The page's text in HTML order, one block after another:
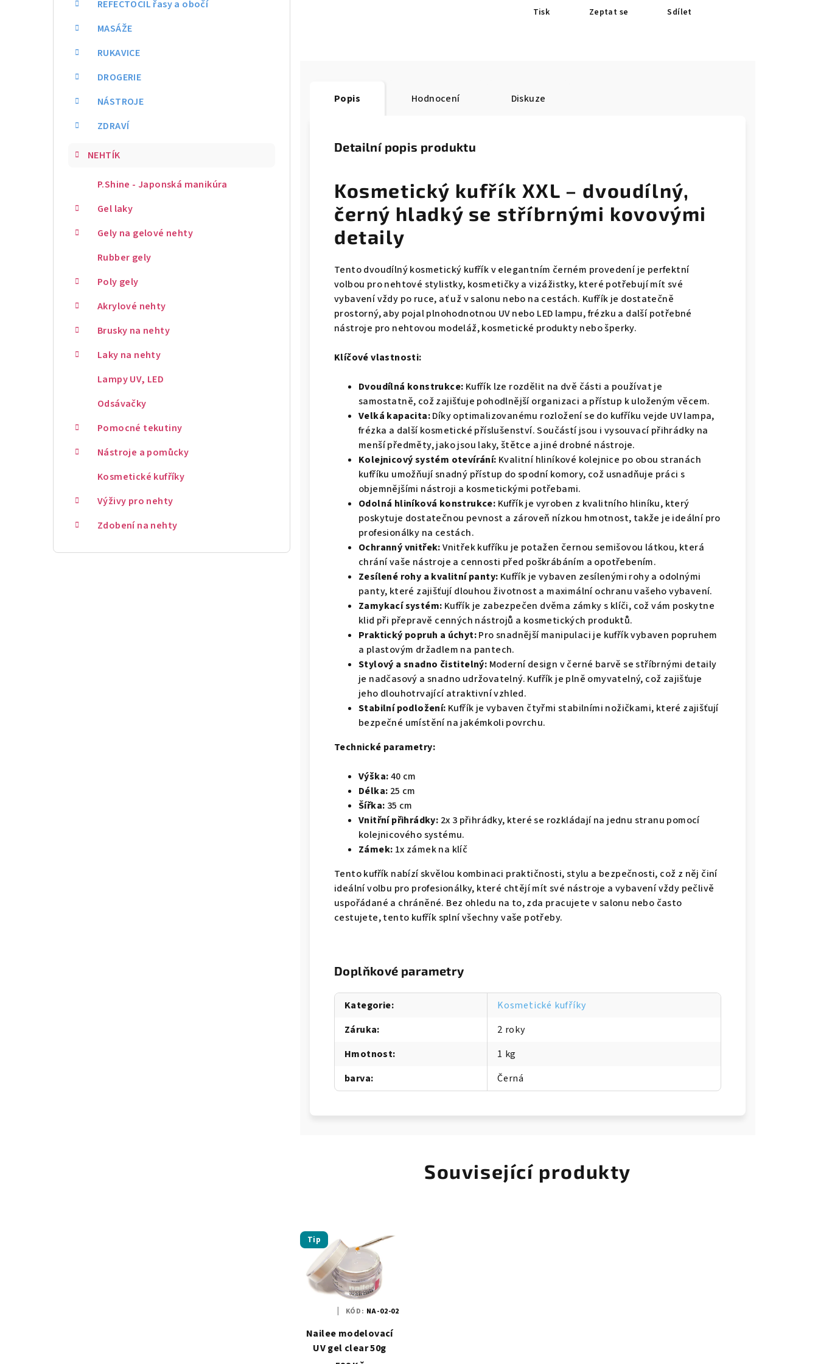
REFECTOCIL řasy a obočí
MASÁŽE
RUKAVICE
DROGERIE
NÁSTROJE
ZDRAVÍ
NEHTÍK
P.Shine - Japonská manikúra
Gel laky
Gely na gelové nehty
Rubber gely
Poly gely
Akrylové nehty
Brusky na nehty
Laky na nehty
Lampy UV, LED
Odsávačky
Pomocné tekutiny
Nástroje a pomůcky
Kosmetické kufříky
Výživy pro nehty
Zdobení na nehty
Tisk Zeptat se Sdílet
Popis Hodnocení Diskuze
Detailní popis produktu
Kosmetický kufřík XXL – dvoudílný,
černý hladký se stříbrnými kovovými
detaily
Tento dvoudílný kosmetický kufřík v elegantním černém provedení je perfektní
volbou pro nehtové stylistky, kosmetičky a vizážistky, které potřebují mít své
vybavení vždy po ruce, ať už v salonu nebo na cestách. Kufřík je dostatečně
prostorný, aby pojal plnohodnotnou UV nebo LED lampu, frézku a další potřebné
nástroje pro nehtovou modeláž, kosmetické produkty nebo šperky.
Klíčové vlastnosti:
Dvoudílná konstrukce: Kufřík lze rozdělit na dvě části a používat je
samostatně, což zajišťuje pohodlnější organizaci a přístup k uloženým věcem.
Velká kapacita:Díky optimalizovanému rozložení se do kufříku vejde UV lampa,
frézka a další kosmetické příslušenství. Součástí jsou i vysouvací přihrádky na
menší předměty, jako jsou laky, štětce a jiné drobné nástroje.
Kolejnicový systém otevírání: Kvalitní hliníkové kolejnice po obou stranách
kufříku umožňují snadný přístup do spodní komory, což usnadňuje práci s
objemnějšími nástroji a kosmetickými potřebami.
Odolná hliníková konstrukce: Kufřík je vyroben z kvalitního hliníku, který
poskytuje dostatečnou pevnost a zároveň nízkou hmotnost, takže je ideální pro
profesionálky na cestách.
Ochranný vnitřek:Vnitřek kufříku je potažen černou semišovou látkou, která
chrání vaše nástroje a cennosti před poškrábáním a opotřebením.
Zesílené rohy a kvalitní panty: Kufřík je vybaven zesílenými rohy a odolnými
panty, které zajišťují dlouhou životnost a maximální ochranu vašeho vybavení.
Zamykací systém: Kufřík je zabezpečen dvěma zámky s klíči, což vám poskytne
klid při přepravě cenných nástrojů a kosmetických produktů.
Praktický popruh a úchyt:Pro snadnější manipulaci je kufřík vybaven popruhem
a plastovým držadlem na pantech.
Stylový a snadno čistitelný: Moderní design v černé barvě se stříbrnými detaily
je nadčasový a snadno udržovatelný. Kufřík je plně omyvatelný, což zajišťuje
jeho dlouhotrvající atraktivní vzhled.
Stabilní podložení: Kufřík je vybaven čtyřmi stabilními nožičkami, které zajišťují
bezpečné umístění na jakémkoli povrchu.
Technické parametry:
Výška:40 cm
Délka: 25 cm
Šířka: 35 cm
Vnitřní přihrádky: 2x 3 přihrádky, které se rozkládají na jednu stranu pomocí
kolejnicového systému.
Zámek: 1x zámek na klíč
Tento kufřík nabízí skvělou kombinaci praktičnosti, stylu a bezpečnosti, což z něj činí
ideální volbu pro profesionálky, které chtějí mít své nástroje a vybavení vždy pečlivě
uspořádané a chráněné. Bez ohledu na to, zda pracujete v salonu nebo často
cestujete, tento kufřík splní všechny vaše potřeby.
Doplňkové parametry
Kategorie:
Kosmetické kufříky
Záruka:
2 roky
Hmotnost:
1 kg
barva: Černá
Související produkty
Tip
Nailee modelovací
UV gel clear 50g
KÓD: NA-02-02